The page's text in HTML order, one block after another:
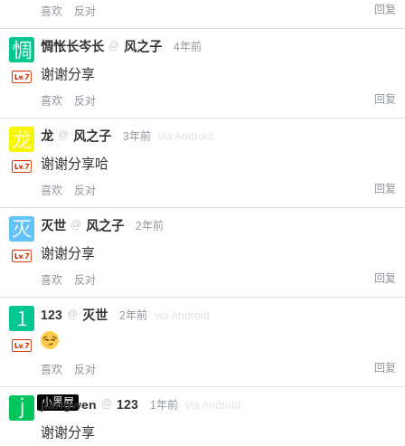
喜欢 反对 回复
惆怅长岑长 @ 风之子 4年前
谢谢分享
喜欢 反对 回复
龙 @ 风之子 3年前 via Android
谢谢分享哈
喜欢 反对 回复
灭世 @ 风之子 2年前
谢谢分享
喜欢 反对 回复
123 @ 灭世 2年前 via Android
喜欢 反对 回复
小黑屋
jiangwen @ 123 1年前 via Android
谢谢分享